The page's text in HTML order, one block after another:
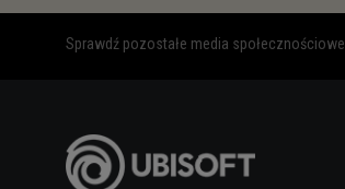
Sprawdź pozostałe media społecznościowe